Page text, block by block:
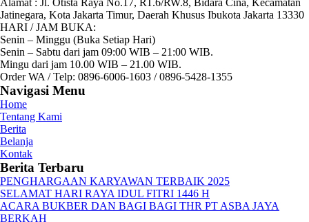
Alamat : Jl. Otista Raya No.17, RT.6/RW.8, Bidara Cina, Kecamatan
Jatinegara, Kota Jakarta Timur, Daerah Khusus Ibukota Jakarta 13330
HARI / JAM BUKA:
Senin – Minggu (Buka Setiap Hari)
Senin – Sabtu dari jam 09:00 WIB – 21:00 WIB.
Mingu dari jam 10.00 WIB – 21.00 WIB.
Order WA / Telp: 0896-6006-1603 / 0896-5428-1355
Navigasi Menu
Home
Tentang Kami
Berita
Belanja
Kontak
Berita Terbaru
PENGHARGAAN KARYAWAN TERBAIK 2025
SELAMAT HARI RAYA IDUL FITRI 1446 H
ACARA BUKBER DAN BAGI BAGI THR PT ASBA JAYA
BERKAH